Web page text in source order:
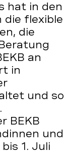
hat in den
die flexible
die
an
in
und so
BEKB
und
1. Juli